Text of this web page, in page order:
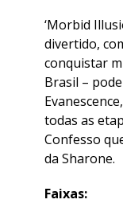
‘Morbid
divertido,
conquistar
Brasil –
todas as
Confesso
da Sharone.
Faixas: